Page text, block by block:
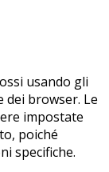
usando gli
browser. Le
impostate
poiché
specifiche.